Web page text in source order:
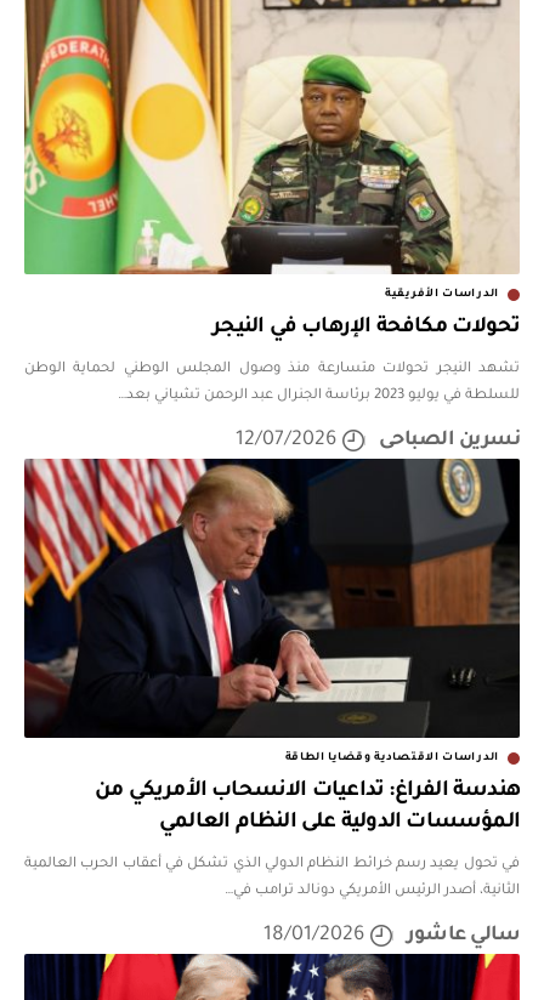
الدراسات الأفريقية
تحولات مكافحة الإرهاب في النيجر
تشهد النيجر تحولات متسارعة منذ وصول المجلس الوطني لحماية الوطن
للسلطة في يوليو 2023 برئاسة الجنرال عبد الرحمن تشياني بعد
…
نسرين الصباحى 12/07/2026
الدراسات الاقتصادية وقضايا الطاقة
هندسة الفراغ: تداعيات الانسحاب الأمريكي من
المؤسسات الدولية على النظام العالمي
في تحول يعيد رسم خرائط النظام الدولي الذي تشكل في أعقاب الحرب العالمية
الثانية، أصدر الرئيس الأمريكي دونالد ترامب في…
سالي عاشور 18/01/2026